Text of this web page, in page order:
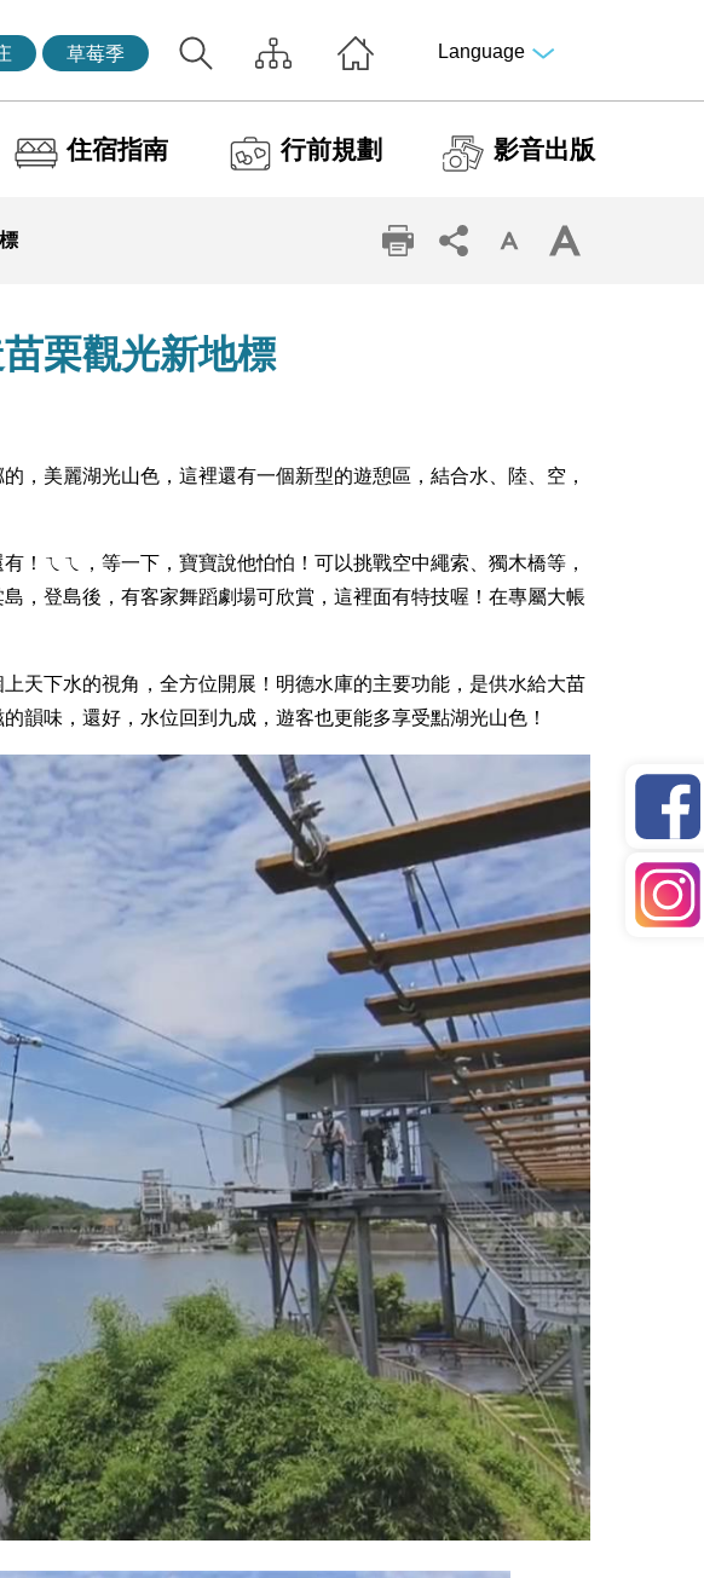
草莓季 Language
住宿指南 行前規劃 影音出版
栗觀光新地標
，美麗湖光山色，這裡還有一個新型的遊憩區，結合水、陸、空，
！ㄟㄟ，等一下，寶寶說他怕怕！可以挑戰空中繩索、獨木橋等，
，登島後，有客家舞蹈劇場可欣賞，這裡面有特技喔！在專屬大帳
天下水的視角，全方位開展！明德水庫的主要功能，是供水給大苗
韻味，還好，水位回到九成，遊客也更能多享受點湖光山色！